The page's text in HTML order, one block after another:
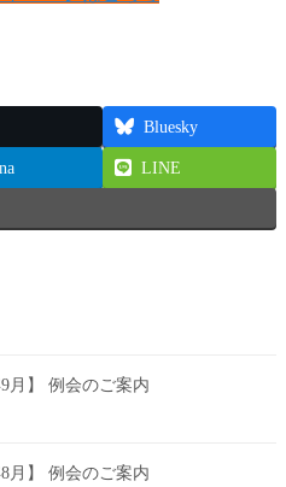
Bluesky
LINE
9月】 例会のご案内
8月】 例会のご案内